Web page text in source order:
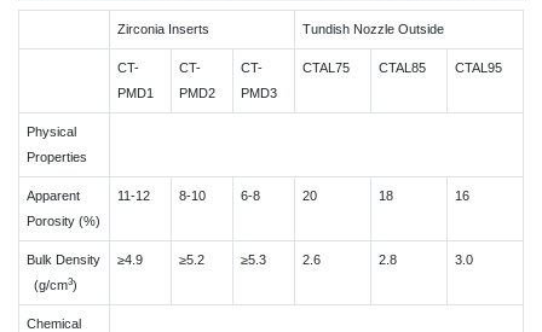
Zirconia Inserts Tundish Nozzle Outside
CT-
PMD1
CT-
PMD2
CT-
PMD3
CTAL75 CTAL85 CTAL95
Physical
Properties
Apparent
Porosity (%)
11-12 8-10 6-8 20 18 16
Bulk Density
(g/cm3)
≥4.9 ≥5.2 ≥5.3 2.6 2.8 3.0
Chemical